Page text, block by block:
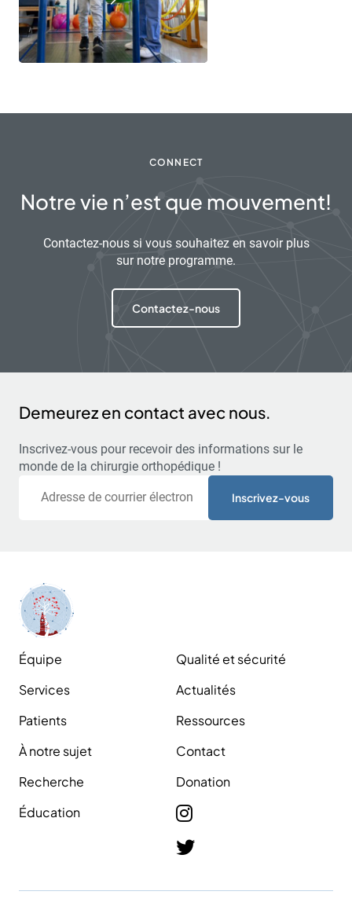
CONNECT
Notre vie n’est que mouvement!
Contactez-nous si vous souhaitez en savoir plus
sur notre programme.
Contactez-nous
Demeurez en contact avec nous.
Inscrivez-vous pour recevoir des informations sur le
monde de la chirurgie orthopédique !
Équipe
Services
Patients
À notre sujet
Recherche
Éducation
Qualité et sécurité
Actualités
Ressources
Contact
Donation